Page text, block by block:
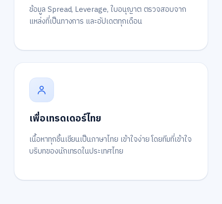
ข้อมูล Spread, Leverage, ใบอนุญาต ตรวจสอบจาก
แหล่งที่เป็นทางการ และอัปเดตทุกเดือน
เพื่อเทรดเดอร์ไทย
เนื้อหาทุกชิ้นเขียนเป็นภาษาไทย เข้าใจง่าย โดยทีมที่เข้าใจ
บริบทของนักเทรดในประเทศไทย